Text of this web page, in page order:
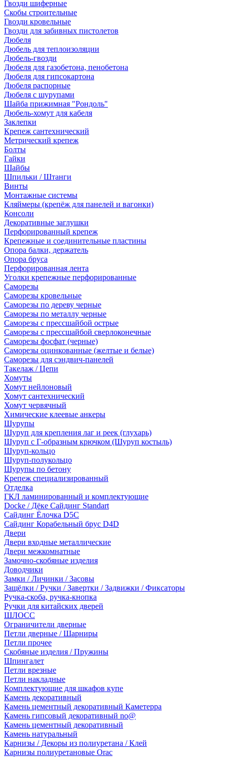
Гвозди шиферные
Скобы строительные
Гвозди кровельные
Гвозди для забивных пистолетов
Дюбеля
Дюбель для теплоизоляции
Дюбель-гвозди
Дюбеля для газобетона, пенобетона
Дюбеля для гипсокартона
Дюбеля распорные
Дюбеля с шурупами
Шайба прижимная "Рондоль"
Дюбель-хомут для кабеля
Заклепки
Крепеж сантехнический
Метрический крепеж
Болты
Гайки
Шайбы
Шпильки / Штанги
Винты
Монтажные системы
Кляймеры (крепёж для панелей и вагонки)
Консоли
Декоративные заглушки
Перфорированный крепеж
Крепежные и соединительные пластины
Опора балки, держатель
Опора бруса
Перфорированная лента
Уголки крепежные перфорированные
Саморезы
Саморезы кровельные
Саморезы по дереву черные
Саморезы по металлу черные
Саморезы с прессшайбой острые
Саморезы с прессшайбой сверлоконечные
Саморезы фосфат (черные)
Саморезы оцинкованные (желтые и белые)
Саморезы для сэндвич-панелей
Такелаж / Цепи
Хомуты
Хомут нейлоновый
Хомут сантехнический
Хомут червячный
Химические клеевые анкеры
Шурупы
Шуруп для крепления лаг и реек (глухарь)
Шуруп с Г-образным крючком (Шуруп костыль)
Шуруп-кольцо
Шуруп-полукольцо
Шурупы по бетону
Крепеж специализированный
Отделка
ГКЛ ламинированный и комплектующие
Docke / Дёке Сайдинг Standart
Сайдинг Ёлочка D5C
Сайдинг Корабельный брус D4D
Двери
Двери входные металлические
Двери межкомнатные
Замочно-скобяные изделия
Доводчики
Замки / Личинки / Засовы
Защёлки / Ручки / Завертки / Задвижки / Фиксаторы
Ручка-скоба, ручка-кнопка
Ручки для китайских дверей
ШЛОСС
Ограничители дверные
Петли дверные / Шарниры
Петли прочее
Скобяные изделия / Пружины
Шпингалет
Петли врезные
Петли накладные
Комплектующие для шкафов купе
Камень декоративный
Камень цементный декоративный Каметерра
Камень гипсовый декоративный no@
Камень цементный декоративный
Камень натуральный
Карнизы / Декоры из полиуретана / Клей
Карнизы полиуретановые Orac